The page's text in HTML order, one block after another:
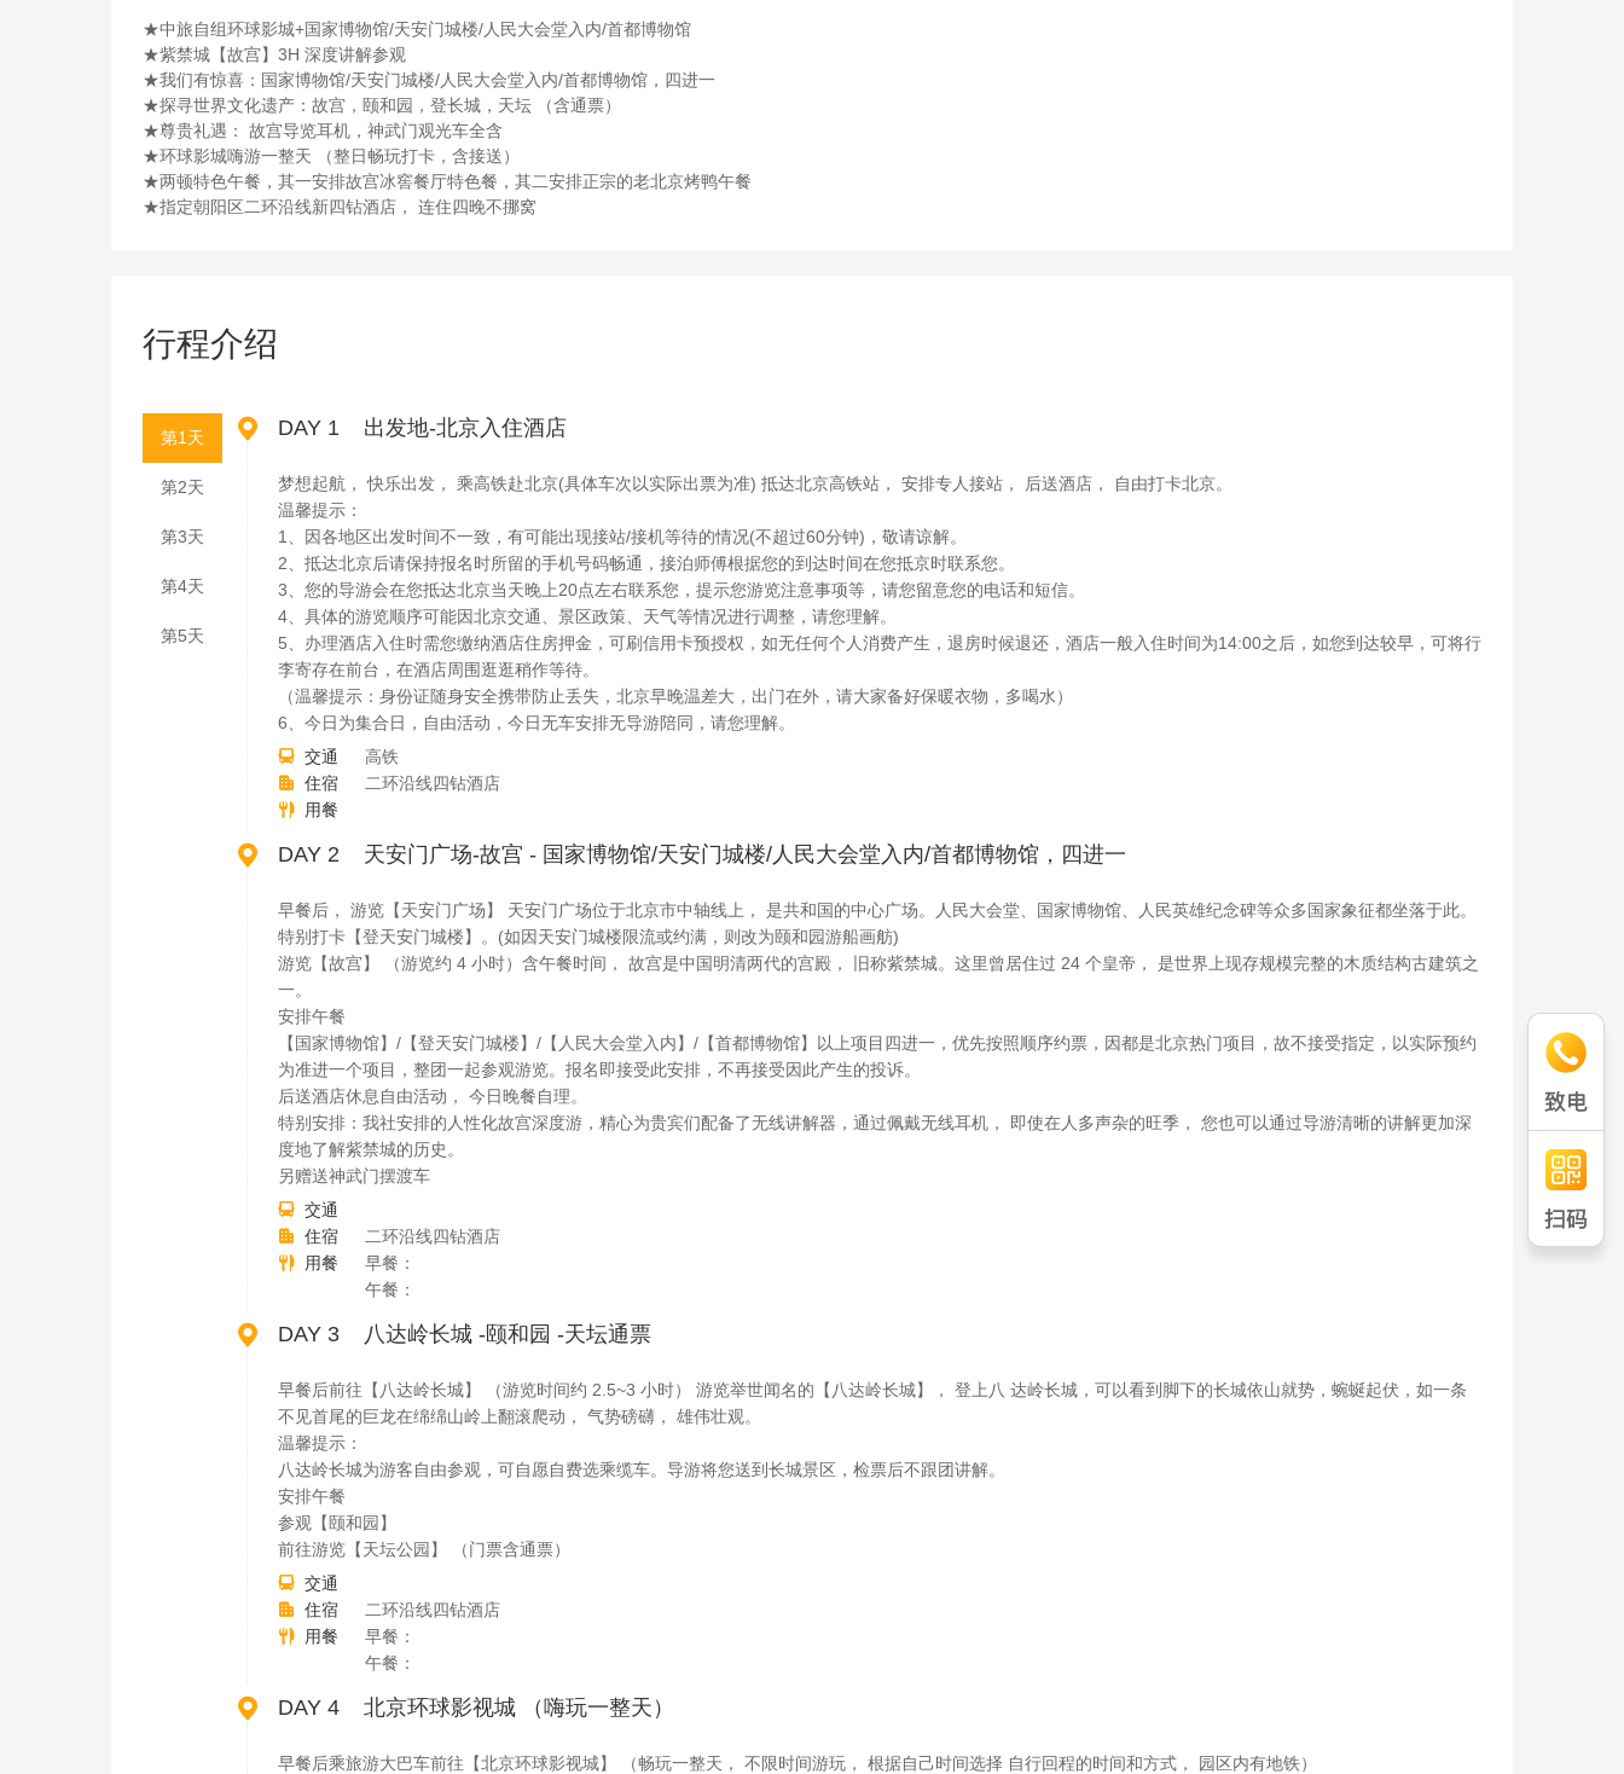
★中旅自组环球影城+国家博物馆/天安门城楼/人民大会堂入内/首都博物馆
★紫禁城【故宫】3H 深度讲解参观
★我们有惊喜：国家博物馆/天安门城楼/人民大会堂入内/首都博物馆，四进一
★探寻世界文化遗产：故宫，颐和园，登长城，天坛 （含通票）
★尊贵礼遇： 故宫导览耳机，神武门观光车全含
★环球影城嗨游一整天 （整日畅玩打卡，含接送）
★两顿特色午餐，其一安排故宫冰窖餐厅特色餐，其二安排正宗的老北京烤鸭午餐
★指定朝阳区二环沿线新四钻酒店， 连住四晚不挪窝
行程介绍
第1天
第2天
第3天
第4天
第5天
 DAY 1 出发地-北京入住酒店
梦想起航， 快乐出发， 乘高铁赴北京(具体车次以实际出票为准) 抵达北京高铁站， 安排专人接站， 后送酒店， 自由打卡北京。
温馨提示：
1、因各地区出发时间不一致，有可能出现接站/接机等待的情况(不超过60分钟)，敬请谅解。
2、抵达北京后请保持报名时所留的手机号码畅通，接泊师傅根据您的到达时间在您抵京时联系您。
3、您的导游会在您抵达北京当天晚上20点左右联系您，提示您游览注意事项等，请您留意您的电话和短信。
4、具体的游览顺序可能因北京交通、景区政策、天气等情况进行调整，请您理解。
5、办理酒店入住时需您缴纳酒店住房押金，可刷信用卡预授权，如无任何个人消费产生，退房时候退还，酒店一般入住时间为14:00之后，如您到达较早，可将行
李寄存在前台，在酒店周围逛逛稍作等待。
（温馨提示：身份证随身安全携带防止丢失，北京早晚温差大，出门在外，请大家备好保暖衣物，多喝水）
6、今日为集合日，自由活动，今日无车安排无导游陪同，请您理解。
 交通 高铁
 住宿 二环沿线四钻酒店
 用餐
 DAY 2 天安门广场-故宫 - 国家博物馆/天安门城楼/人民大会堂入内/首都博物馆，四进一
早餐后， 游览【天安门广场】 天安门广场位于北京市中轴线上， 是共和国的中心广场。人民大会堂、国家博物馆、人民英雄纪念碑等众多国家象征都坐落于此。
特别打卡【登天安门城楼】。(如因天安门城楼限流或约满，则改为颐和园游船画舫)
游览【故宫】 （游览约 4 小时）含午餐时间， 故宫是中国明清两代的宫殿， 旧称紫禁城。这里曾居住过 24 个皇帝， 是世界上现存规模完整的木质结构古建筑之
一。
安排午餐
【国家博物馆】/【登天安门城楼】/【人民大会堂入内】/【首都博物馆】以上项目四进一，优先按照顺序约票，因都是北京热门项目，故不接受指定，以实际预约
为准进一个项目，整团一起参观游览。报名即接受此安排，不再接受因此产生的投诉。
后送酒店休息自由活动， 今日晚餐自理。
特别安排：我社安排的人性化故宫深度游，精心为贵宾们配备了无线讲解器，通过佩戴无线耳机， 即使在人多声杂的旺季， 您也可以通过导游清晰的讲解更加深
度地了解紫禁城的历史。
另赠送神武门摆渡车
 交通
 住宿 二环沿线四钻酒店
 用餐
早餐：
午餐：
 DAY 3 八达岭长城 -颐和园 -天坛通票
早餐后前往【八达岭长城】 （游览时间约 2.5~3 小时） 游览举世闻名的【八达岭长城】， 登上八 达岭长城，可以看到脚下的长城依山就势，蜿蜒起伏，如一条
不见首尾的巨龙在绵绵山岭上翻滚爬动， 气势磅礴， 雄伟壮观。
温馨提示：
八达岭长城为游客自由参观，可自愿自费选乘缆车。导游将您送到长城景区，检票后不跟团讲解。
安排午餐
参观【颐和园】
前往游览【天坛公园】 （门票含通票）
 交通
 住宿 二环沿线四钻酒店
 用餐
早餐：
午餐：
 DAY 4 北京环球影视城 （嗨玩一整天）
早餐后乘旅游大巴车前往【北京环球影视城】 （畅玩一整天， 不限时间游玩， 根据自己时间选择 自行回程的时间和方式， 园区内有地铁）